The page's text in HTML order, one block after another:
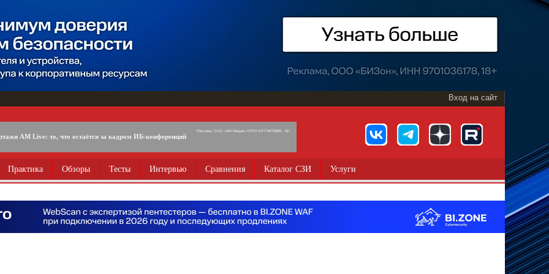
Вход на сайт
AM Live: то, что остаётся за кадром ИБ-конференций
Реклама. ООО «АМ Медиа» ОГРН 1077746725891, 18+
Практика Обзоры Тесты Интервью Сравнения Каталог СЗИ Услуги